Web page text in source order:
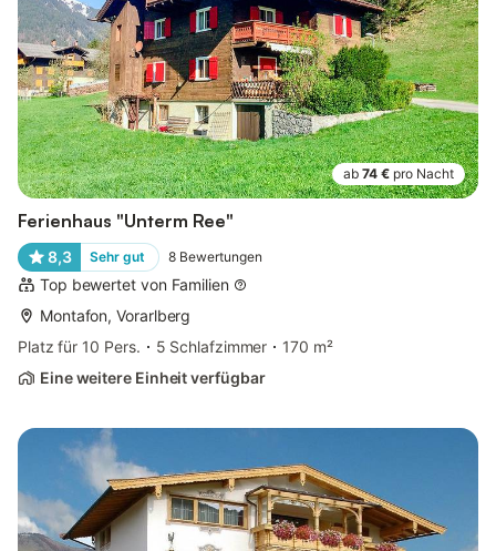
ab 74 € pro Nacht
Ferienhaus "Unterm Ree"
8,3 Sehr gut 8 Bewertungen
Top bewertet von Familien
Montafon, Vorarlberg
Platz für 10 Pers.
5 Schlafzimmer
170 m²
Eine weitere Einheit verfügbar